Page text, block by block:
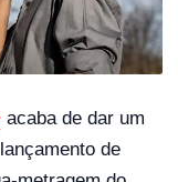
acaba de dar um
de